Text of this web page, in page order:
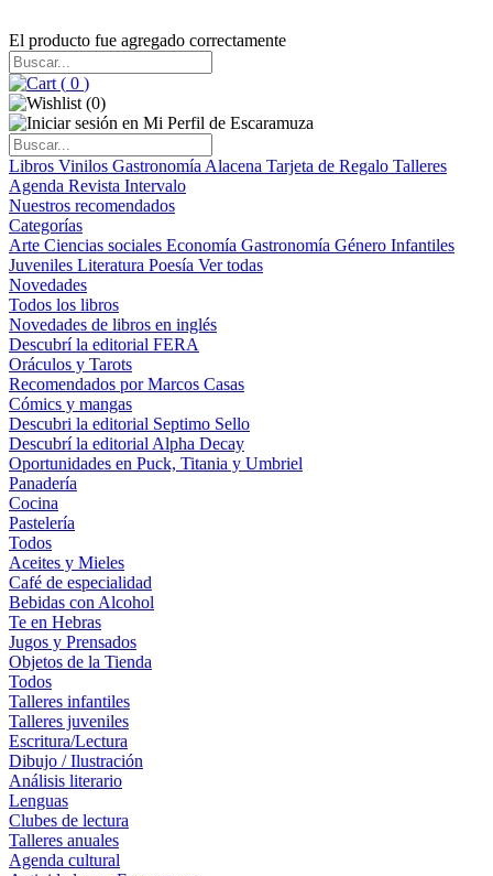
El producto fue agregado correctamente
( 0 )
(0)
Libros Vinilos Gastronomía Alacena Tarjeta de Regalo Talleres
Agenda Revista Intervalo
Nuestros recomendados
Categorías
Arte Ciencias sociales Economía Gastronomía Género Infantiles
Juveniles Literatura Poesía Ver todas
Novedades
Todos los libros
Novedades de libros en inglés
Descubrí la editorial FERA
Oráculos y Tarots
Recomendados por Marcos Casas
Cómics y mangas
Descubri la editorial Septimo Sello
Descubrí la editorial Alpha Decay
Oportunidades en Puck, Titania y Umbriel
Panadería
Cocina
Pastelería
Todos
Aceites y Mieles
Café de especialidad
Bebidas con Alcohol
Te en Hebras
Jugos y Prensados
Objetos de la Tienda
Todos
Talleres infantiles
Talleres juveniles
Escritura/Lectura
Dibujo / Ilustración
Análisis literario
Lenguas
Clubes de lectura
Talleres anuales
Agenda cultural